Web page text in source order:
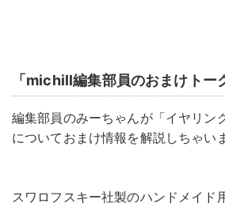
「michill編集部員のおまけトー
編集部員のみーちゃんが「イヤリン
についておまけ情報を解説しちゃい
スワロフスキー社製のハンドメイド